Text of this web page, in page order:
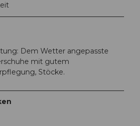
Dem Wetter angepasste
mit gutem
Stöcke.